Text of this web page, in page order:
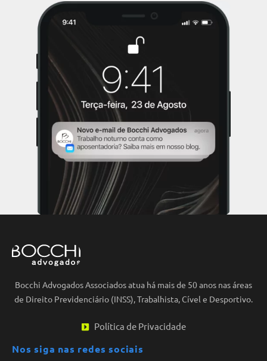
Bocchi Advogados Associados atua há mais de 50 anos nas áreas
de Direito Previdenciário (INSS), Trabalhista, Cível e Desportivo.
Política de Privacidade
Nos siga nas redes sociais